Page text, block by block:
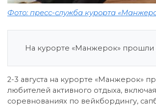
Фото: пресс-служба курорта
На курорте «Манжерок» прошли
2-3 августа на курорте «Манжерок»
любителей активного отдыха,
соревнованиях по вейкбордингу,